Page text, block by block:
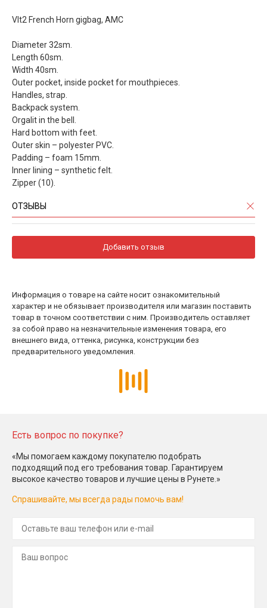
Vlt2 French Horn gigbag, AMC
Diameter 32sm.
Length 60sm.
Width 40sm.
Outer pocket, inside pocket for mouthpieces.
Handles, strap.
Backpack system.
Orgalit in the bell.
Hard bottom with feet.
Outer skin – polyester PVC.
Padding – foam 15mm.
Inner lining – synthetic felt.
Zipper (10).
ОТЗЫВЫ
Добавить отзыв
Информация о товаре на сайте носит ознакомительный
характер и не обязывает производителя или магазин поставить
товар в точном соответствии с ним. Производитель оставляет
за собой право на незначительные изменения товара, его
внешнего вида, оттенка, рисунка, конструкции без
предварительного уведомления.
Есть вопрос по покупке?
«Мы помогаем каждому покупателю подобрать
подходящий под его требования товар. Гарантируем
высокое качество товаров и лучшие цены в Рунете.»
Спрашивайте, мы всегда рады помочь вам!